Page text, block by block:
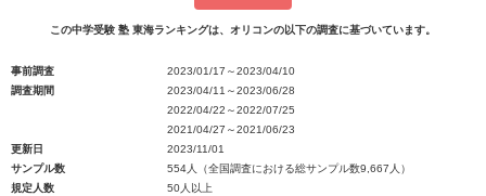
この中学受験 塾 東海ランキングは、オリコンの以下の調査に基づいています。
事前調査
2023/01/17～2023/04/10
調査期間
2023/04/11～2023/06/28
2022/04/22～2022/07/25
2021/04/27～2021/06/23
更新日
2023/11/01
サンプル数
554人（全国調査における総サンプル数9,667人）
規定人数
50人以上